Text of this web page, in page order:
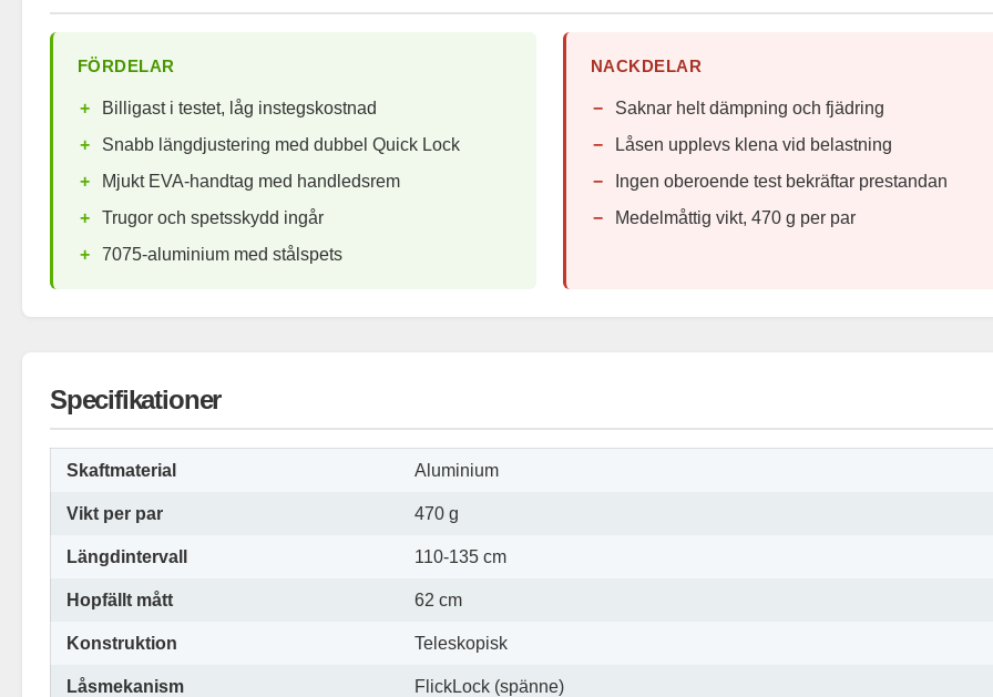
FÖRDELAR
Billigast i testet, låg instegskostnad
Snabb längdjustering med dubbel Quick Lock
Mjukt EVA-handtag med handledsrem
Trugor och spetsskydd ingår
7075-aluminium med stålspets
NACKDELAR
Saknar helt dämpning och fjädring
Låsen upplevs klena vid belastning
Ingen oberoende test bekräftar prestandan
Medelmåttig vikt, 470 g per par
Specifikationer
Skaftmaterial Aluminium
Vikt per par 470 g
Längdintervall 110-135 cm
Hopfällt mått 62 cm
Konstruktion Teleskopisk
Låsmekanism FlickLock (spänne)